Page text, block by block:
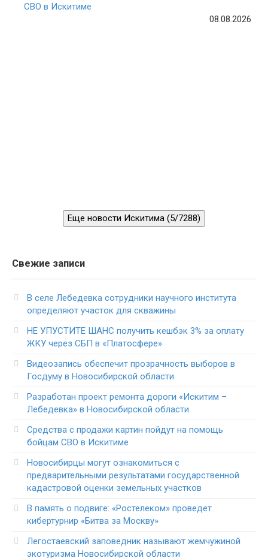
СВО в Искитиме
08.08.2026
Еще новости Искитима (5/7288)
Свежие записи
В селе Лебедевка сотрудники научного института
определяют участок для скважины
НЕ УПУСТИТЕ ШАНС получить кешбэк 3% за оплату
ЖКУ через СБП в «Платосфере»
Видеозапись обеспечит прозрачность выборов в
Госдуму в Новосибирской области
Разработан проект ремонта дороги «Искитим –
Лебедевка» в Новосибирской области
Средства с продажи картин пойдут на помощь
бойцам СВО в Искитиме
Новосибирцы могут ознакомиться с
предварительными результатами государственной
кадастровой оценки земельных участков
В память о подвиге: «Ростелеком» проведет
кибертурнир «Битва за Москву»
Легостаевский заповедник называют жемчужиной
экотуризма Новосибирской области